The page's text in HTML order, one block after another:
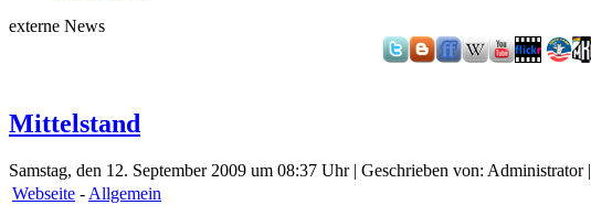
externe News
Mittelstand
Samstag, den 12. September 2009 um 08:37 Uhr | Geschrieben von: Administrator |
Webseite - Allgemein